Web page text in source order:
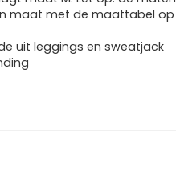
maat met de maattabel op
uit leggings en sweatjack